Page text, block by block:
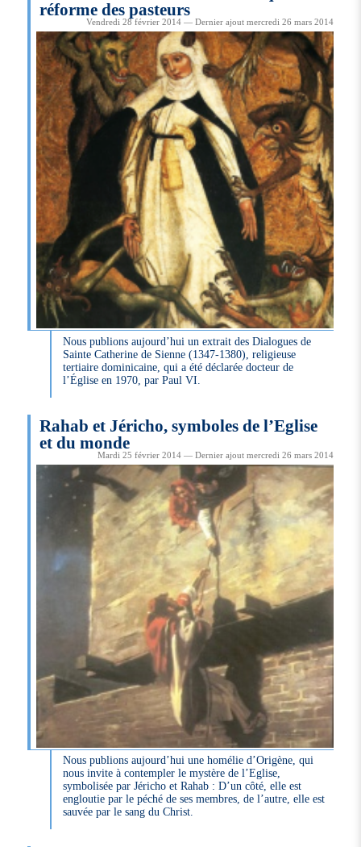
réforme des pasteurs
Vendredi 28 février 2014 — Dernier ajout mercredi 26 mars 2014
Nous publions aujourd’hui un extrait des Dialogues de
Sainte Catherine de Sienne (1347-1380), religieuse
tertiaire dominicaine, qui a été déclarée docteur de
l’Église en 1970, par Paul VI.
Rahab et Jéricho, symboles de l’Eglise
et du monde
Mardi 25 février 2014 — Dernier ajout mercredi 26 mars 2014
Nous publions aujourd’hui une homélie d’Origène, qui
nous invite à contempler le mystère de l’Eglise,
symbolisée par Jéricho et Rahab : D’un côté, elle est
engloutie par le péché de ses membres, de l’autre, elle est
sauvée par le sang du Christ.